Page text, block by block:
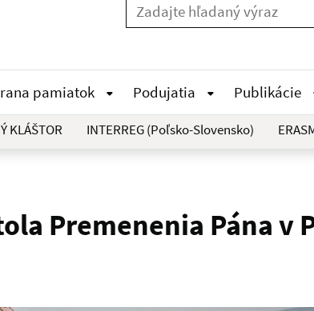
pamiatok Podujatia Publikácie
KLÁŠTOR INTERREG (Poľsko-Slovensko)
Premenenia Pána v